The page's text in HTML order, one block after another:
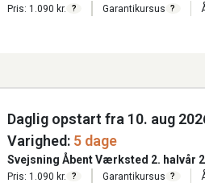
Pris: 1.090 kr. ? Garantikursus ?
Daglig opstart fra 10. aug
Varighed: 5 dage
Svejsning Åbent Værksted 2. halvår
Pris: 1.090 kr. ? Garantikursus ?